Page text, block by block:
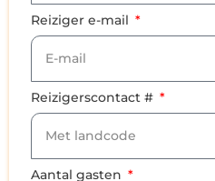
Reiziger e-mail
Reizigerscontact #
Aantal gasten